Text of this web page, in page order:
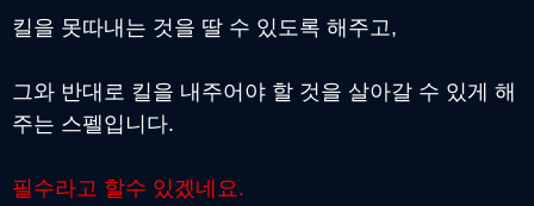
킬을 못따내는 것을 딸 수 있도록 해주고,
그와 반대로 킬을 내주어야 할 것을 살아갈 수 있게 해
주는 스펠입니다.
필수라고 할수 있겠네요.